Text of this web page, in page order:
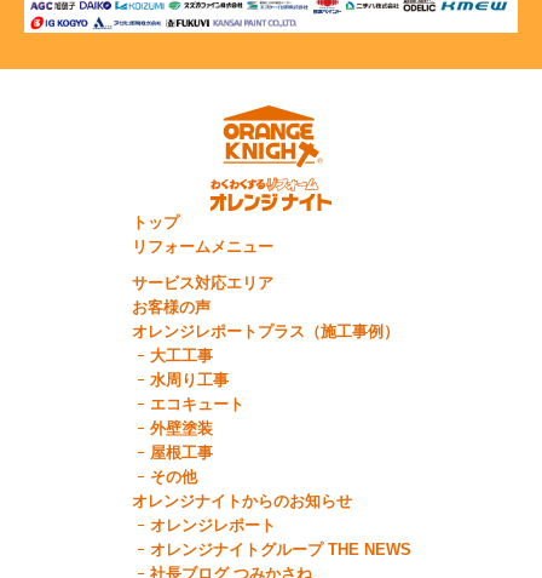
トップ
リフォームメニュー
サービス対応エリア
お客様の声
オレンジレポートプラス（施工事例）
大工工事
水周り工事
エコキュート
外壁塗装
屋根工事
その他
オレンジナイトからのお知らせ
オレンジレポート
オレンジナイトグループ THE NEWS
社長ブログ つみかさね